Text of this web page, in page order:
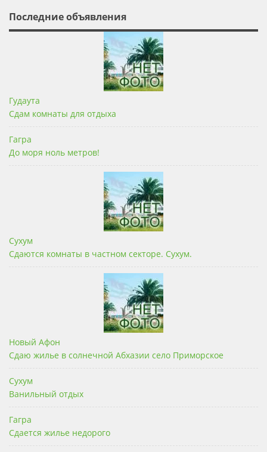
Последние объявления
Гудаута
Сдам комнаты для отдыха
Гагра
До моря ноль метров!
Сухум
Сдаются комнаты в частном секторе. Сухум.
Новый Афон
Сдаю жилье в солнечной Абхазии село Приморское
Сухум
Ванильный отдых
Гагра
Сдается жилье недорого